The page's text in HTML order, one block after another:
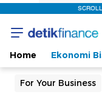
Home Ekonomi
For Your Business